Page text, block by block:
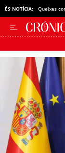
ÉS NOTÍCIA: Queixes